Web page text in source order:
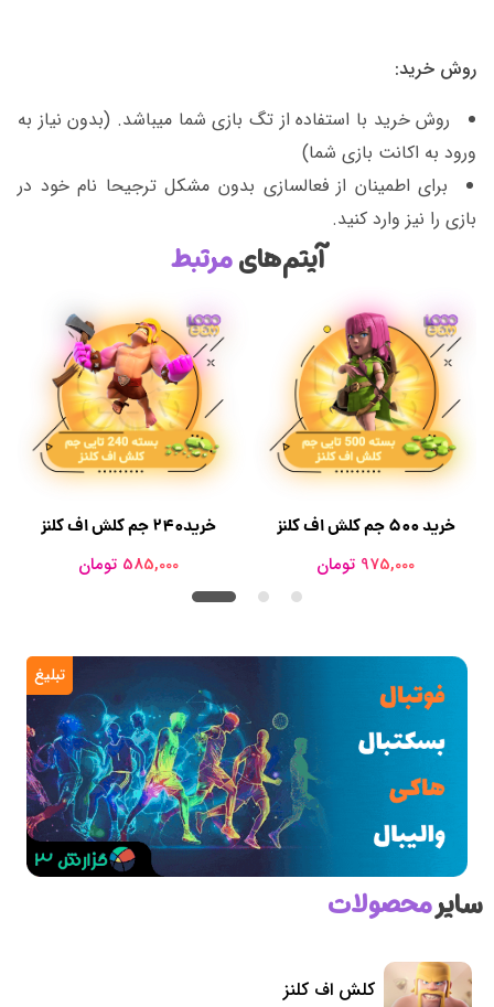
روش خرید:
روش خرید با استفاده از تگ بازی شما میباشد. (بدون نیاز به
ورود به اکانت بازی شما)
برای اطمینان از فعالسازی بدون مشکل ترجیحا نام خود در
بازی را نیز وارد کنید.
آیتم‌هایمرتبط
خرید۲۴۰ جم کلش اف کلنز
585,000 تومان
خرید ۵۰۰ جم کلش اف کلنز
975,000 تومان
تبلیغ
سایرمحصولات
کلش اف کلنز